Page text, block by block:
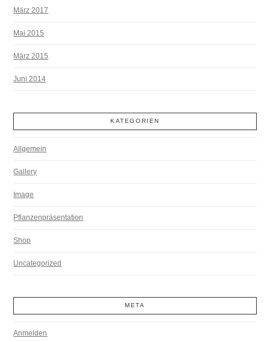
März 2017
Mai 2015
März 2015
Juni 2014
KATEGORIEN
Allgemein
Gallery
Image
Pflanzenpräsentation
Shop
Uncategorized
META
Anmelden